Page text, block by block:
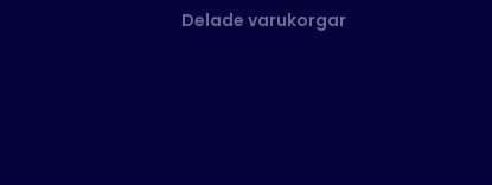
Delade varukorgar